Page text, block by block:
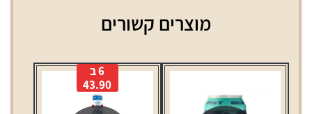
מוצרים קשורים
6 ב
43.90